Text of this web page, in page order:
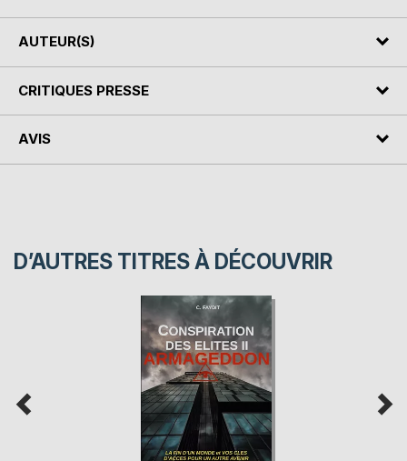
AUTEUR(S)
CRITIQUES PRESSE
AVIS
D’AUTRES TITRES À DÉCOUVRIR